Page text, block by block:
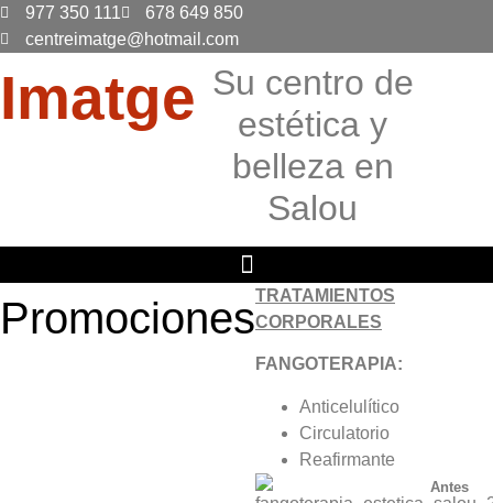
Ir
al
977 350 111
678 649 850
centreimatge@hotmail.com
Imatge Su centro de
estética y
belleza en
Salou
PromocionesTRATAMIENTOS
CORPORALES
FANGOTERAPIA:
Anticelulítico
Circulatorio
Reafirmante
Antes